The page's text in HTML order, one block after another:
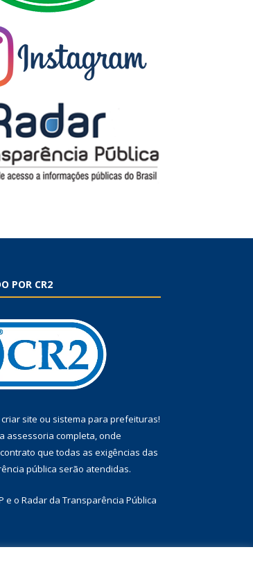
POR CR2
criar site ou sistema para prefeituras!
assessoria completa, onde
que todas as exigências das
pública serão atendidas.
e o Radar da Transparência Pública